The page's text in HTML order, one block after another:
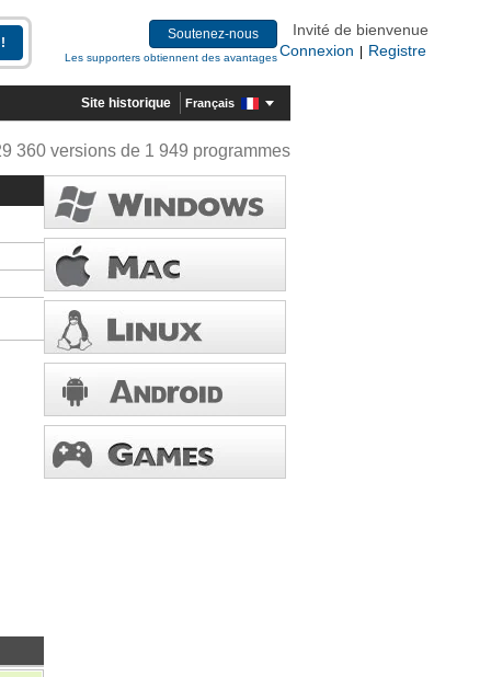
Soutenez-nous
Les supporters obtiennent des avantages
Invité de bienvenue
Connexion
Registre
Site historique Français
360 versions de 1 949 programmes